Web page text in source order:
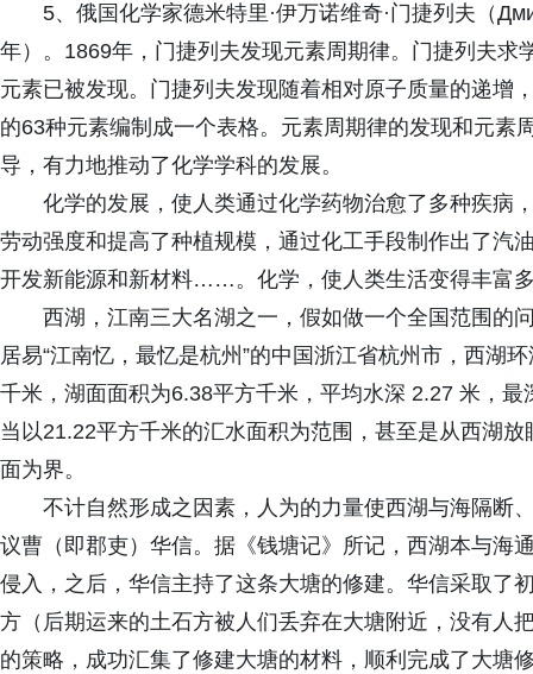
5、俄国化学家德米特里·伊万诺维奇·门捷列夫（
年）。1869年，门捷列夫发现元素周期律。门捷列夫
元素已被发现。门捷列夫发现随着相对原子质量的递增
的63种元素编制成一个表格。元素周期律的发现和元素
导，有力地推动了化学学科的发展。
化学的发展，使人类通过化学药物治愈了多种疾病
劳动强度和提高了种植规模，通过化工手段制作出了汽
开发新能源和新材料……。化学，使人类生活变得丰富
西湖，江南三大名湖之一，假如做一个全国范围的
居易“江南忆，最忆是杭州”的中国浙江省杭州市，西湖
千米，湖面面积为6.38平方千米，平均水深 2.27 米，
当以21.22平方千米的汇水面积为范围，甚至是从西湖
面为界。
不计自然形成之因素，人为的力量使西湖与海隔断
议曹（即郡吏）华信。据《钱塘记》所记，西湖本与海
侵入，之后，华信主持了这条大塘的修建。华信采取了
方（后期运来的土石方被人们丢弃在大塘附近，没有人
的策略，成功汇集了修建大塘的材料，顺利完成了大塘